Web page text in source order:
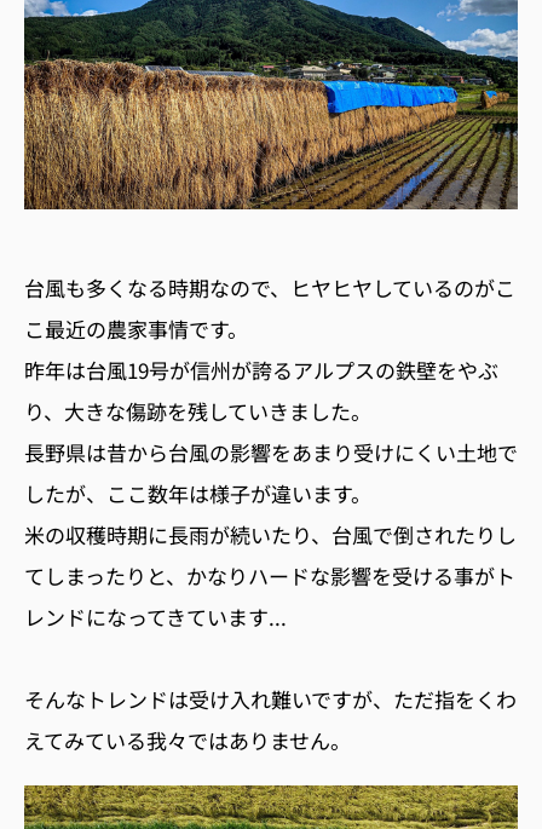
台風も多くなる時期なので、ヒヤヒヤしているのがこ
こ最近の農家事情です。
昨年は台風19号が信州が誇るアルプスの鉄壁をやぶ
り、大きな傷跡を残していきました。
長野県は昔から台風の影響をあまり受けにくい土地で
したが、ここ数年は様子が違います。
米の収穫時期に長雨が続いたり、台風で倒されたりし
てしまったりと、かなりハードな影響を受ける事がト
レンドになってきています...
そんなトレンドは受け入れ難いですが、ただ指をくわ
えてみている我々ではありません。